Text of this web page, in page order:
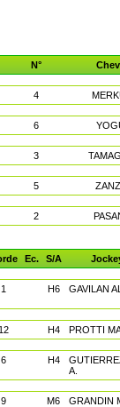
N°
4
6
3
5
2
Ec. S/A
1 H6 GAVILAN
12 H4 PROTTI
6 H4
A.
9 M6 GRANDIN